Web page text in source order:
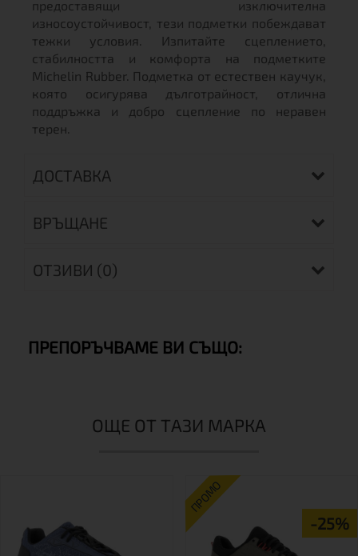
предоставящи изключителна
износоустойчивост, тези подметки побеждават
тежки условия. Изпитайте сцеплението,
стабилността и комфорта на подметките
Michelin Rubber. Подметка от естествен каучук,
която осигурява дълготрайност, отлична
поддръжка и добро сцепление по неравен
терен.
ДОСТАВКА
ВРЪЩАНЕ
ОТЗИВИ (0)
ПРЕПОРЪЧВАМЕ ВИ СЪЩО:
ОЩЕ ОТ ТАЗИ МАРКА
ПРОМО
-25%